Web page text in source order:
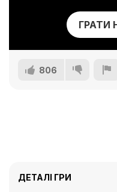
ГРАТИ
806
ДЕТАЛІ ГРИ